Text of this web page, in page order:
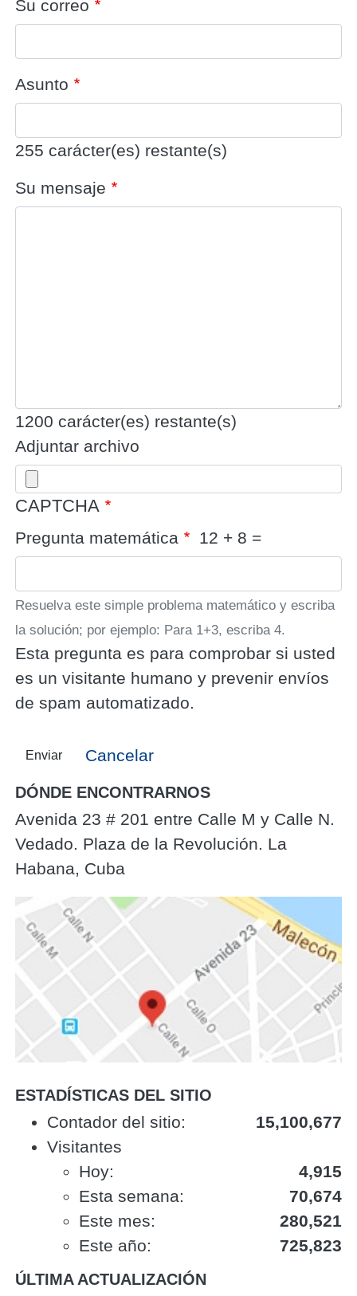
Su correo
Asunto
255 carácter(es) restante(s)
Su mensaje
1200 carácter(es) restante(s)
Adjuntar archivo
CAPTCHA
Pregunta matemática 12 + 8 =
Resuelva este simple problema matemático y escriba
la solución; por ejemplo: Para 1+3, escriba 4.
Esta pregunta es para comprobar si usted
es un visitante humano y prevenir envíos
de spam automatizado.
Enviar Cancelar
DÓNDE ENCONTRARNOS
Avenida 23 # 201 entre Calle M y Calle N.
Vedado. Plaza de la Revolución. La
Habana, Cuba
ESTADÍSTICAS DEL SITIO
‎Contador del sitio:‎
15,100,677
Visitantes
Hoy:
4,915
Esta semana:
70,674
Este mes:
280,521
Este año:
725,823
ÚLTIMA ACTUALIZACIÓN